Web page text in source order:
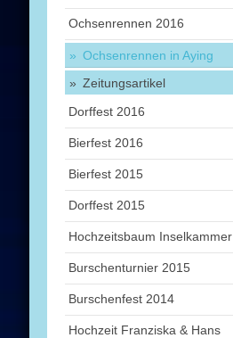
Ochsenrennen 2016
Ochsenrennen in Aying
Zeitungsartikel
Dorffest 2016
Bierfest 2016
Bierfest 2015
Dorffest 2015
Hochzeitsbaum Inselkammer
Burschenturnier 2015
Burschenfest 2014
Hochzeit Franziska & Hans